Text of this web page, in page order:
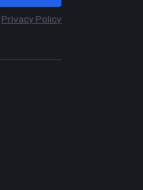
Privacy Policy